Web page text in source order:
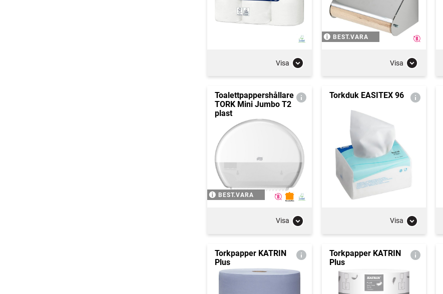
Visa
BEST.VARA
Visa
Toalettpappershållare
TORK Mini Jumbo T2
plast
BEST.VARA
Visa
Torkduk EASITEX 96
Visa
Torkpapper KATRIN
Plus
Torkpapper KATRIN
Plus